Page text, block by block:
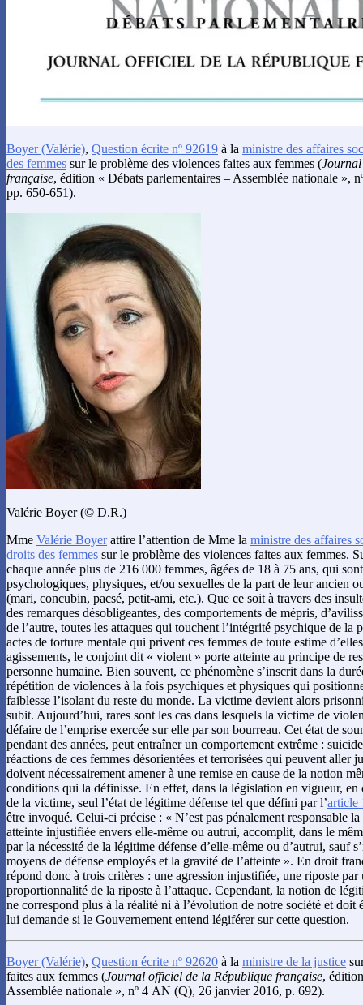
Boyer(Valérie), Question écrite nº 92619 à la ministre des affaires
des femmes sur le problème des violences faites aux femmes (
française, édition « Débats parlementaires – Assemblée nationale »,
pp. 650-651).
Valérie Boyer (© D.R.)
Mme Valérie Boyerattire l’attention de Mme la ministre des affaires
droits des femmes sur le problème des violences faites aux femmes.
chaque année plus de 216 000 femmes, âgées de 18 à 75 ans, qui
psychologiques, physiques, et/ou sexuelles de la part de leur ancien
(mari, concubin, pacsé, petit-ami, etc.). Que ce soit à travers des
des remarques désobligeantes, des comportements de mépris,
de l’autre, toutes les attaques qui touchent l’intégrité psychique de la
actes de torture mentale qui privent ces femmes de toute estime
agissements, le conjoint dit « violent » porte atteinte au principe de
personne humaine. Bien souvent, ce phénomène s’inscrit dans la
répétition de violences à la fois psychiques et physiques qui
faiblesse l’isolant du reste du monde. La victime devient alors
subit. Aujourd’hui, rares sont les cas dans lesquels la victime de
défaire de l’emprise exercée sur elle par son bourreau. Cet état de
pendant des années, peut entraîner un comportement extrême :
réactions de ces femmes désorientées et terrorisées qui peuvent aller
doivent nécessairement amener à une remise en cause de la notion
conditions qui la définisse. En effet, dans la législation en vigueur, en
de la victime, seul l’état de légitime défense tel que défini par l’article
être invoqué. Celui-ci précise : « N’est pas pénalement responsable
atteinte injustifiée envers elle-même ou autrui, accomplit, dans le
par la nécessité de la légitime défense d’elle-même ou d’autrui, sauf
moyens de défense employés et la gravité de l’atteinte ». En droit
répond donc à trois critères : une agression injustifiée, une riposte
proportionnalité de la riposte à l’attaque. Cependant, la notion de
ne correspond plus à la réalité ni à l’évolution de notre société et doit
lui demande si le Gouvernement entend légiférer sur cette question.
Boyer(Valérie), Question écrite nº 92620 à la ministre de la justice
faites aux femmes (Journal officiel de la République française,
Assemblée nationale », nº 4 AN (Q), 26 janvier 2016, p. 692).